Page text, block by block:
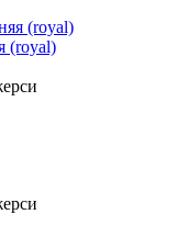
(royal)